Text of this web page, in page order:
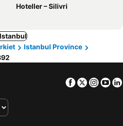
Hoteller – Silivri
Istanbul Province
Facebook
Twitter